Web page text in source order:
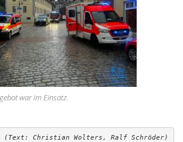
war im Einsatz.
(Text: Christian Wolters, Ralf Schröder)